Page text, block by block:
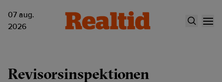
07 aug.
2026
Revisorsinspektionen